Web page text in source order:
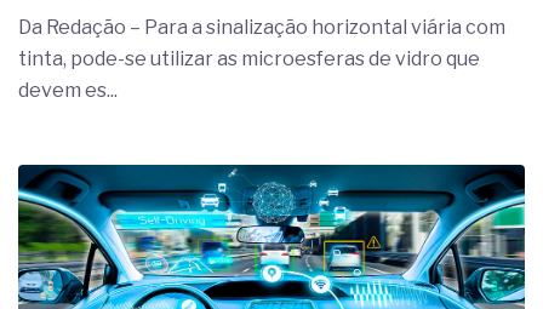
Da Redação – Para a sinalização horizontal viária com
tinta, pode-se utilizar as microesferas de vidro que
devem es...